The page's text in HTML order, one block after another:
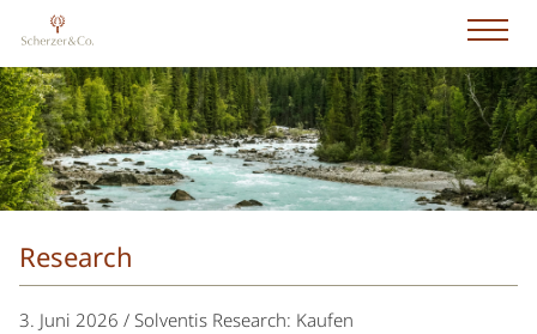
Research
3. Juni 2026 Solventis Research: Kaufen